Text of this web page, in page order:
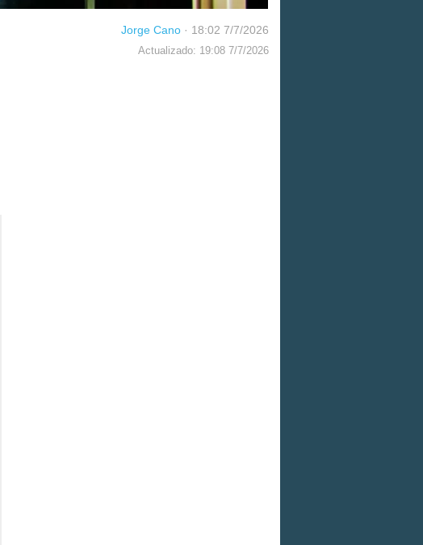
Jorge Cano · 18:02 7/7/2026
Actualizado: 19:08 7/7/2026